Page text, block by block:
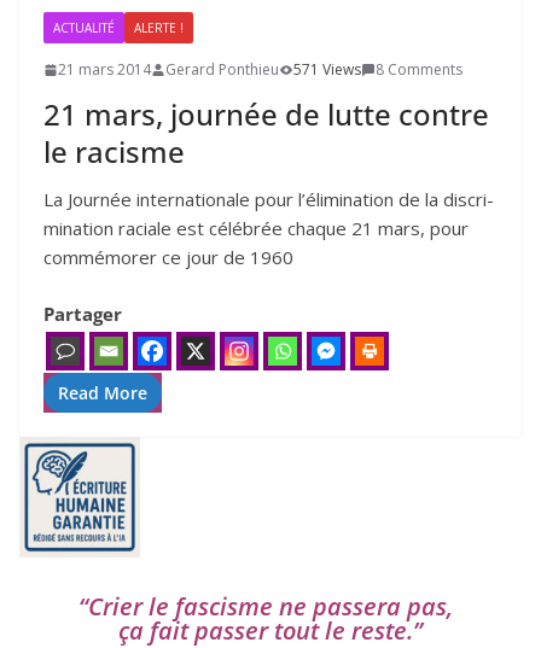
ACTUALITÉ ALERTE !
21 mars 2014 Gerard Ponthieu 571 Views 8 Comments
21 mars, journée de lutte contre
le racisme
La Journée inter­na­tio­nale pour l’élimination de la dis­cri­
mi­na­tion raciale est célé­brée chaque 21 mars, pour
com­mé­mo­rer ce jour de 1960
Partager
Read More
“Crier le fas­cisme ne pas­se­ra pas,
ça fait pas­ser tout le reste.”